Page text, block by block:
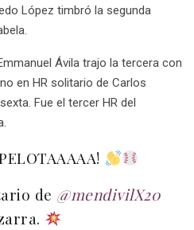
López timbró la segunda
Ávila trajo la tercera con
en HR solitario de Carlos
Fue el tercer HR del
de @mendivilX20